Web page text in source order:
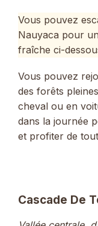
Vous pouvez
Nauyaca pour
fraîche ci-
Vous pouvez
des forêts
cheval ou en
dans la journée
et profiter de
Cascade De